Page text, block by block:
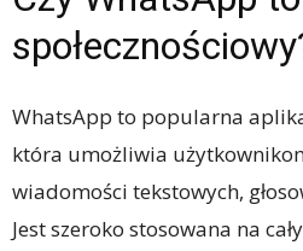
WhatsApp to popularna
która umożliwia
wiadomości tekstowych,
Jest szeroko stosowana na